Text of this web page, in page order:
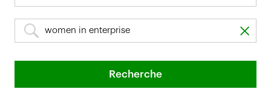
Recherche
Recherche